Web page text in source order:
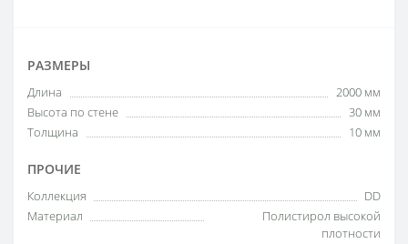
РАЗМЕРЫ
Длина
2000 мм
Высота по стене
30 мм
Толщина
10 мм
ПРОЧИЕ
Коллекция
DD
Материал
Полистирол высокой
плотности